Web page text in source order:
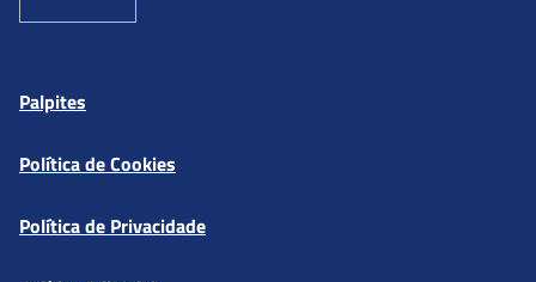
Palpites
Política de Cookies
Política de Privacidade